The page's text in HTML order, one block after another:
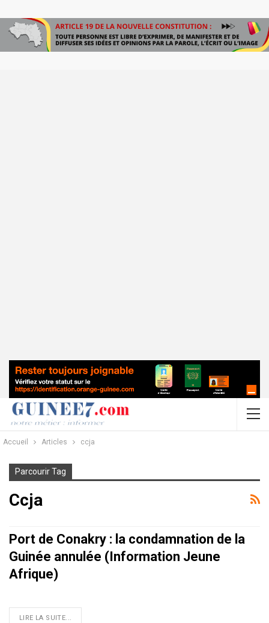
Accueil Articles ccja
Parcourir Tag
Ccja
Port de Conakry : la condamnation de la
Guinée annulée (Information Jeune
Afrique)
LIRE LA SUITE...